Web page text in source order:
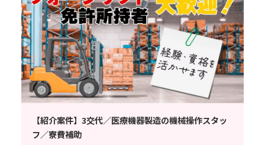
【紹介案件】3交代／医療機器製造の機械操作スタッ
フ／寮費補助